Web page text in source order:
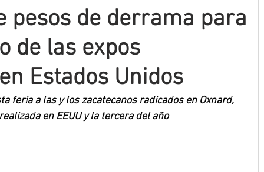
pesos de derrama para
de las expos
Estados Unidos
feria a las y los zacatecanos radicados en Oxnard,
en EEUU y la tercera del año